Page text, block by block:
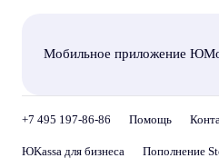
Мобильное приложение
+7 495 197-86-86 Помощь
ЮKassa для бизнеса Пополнение